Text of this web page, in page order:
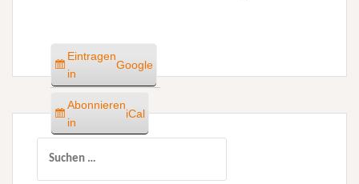
Eintragen
in
Google
Abonnieren
in
iCal